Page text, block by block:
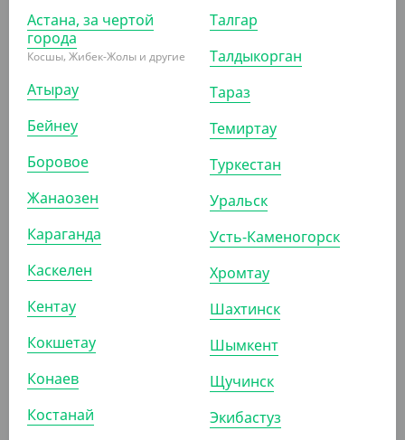
(1 663.20
биоразлагаемый, концентрированый, 1 л
ШТ КОР (15)
АРТ. 41033
2 987.30
Гель для стирки "Арко", 4,7 л
Астана, за чертой
города
Косшы, Жибек-Жолы и другие
Атырау
Бейнеу
Боровое
Жанаозен
Караганда
Каскелен
Кентау
Кокшетау
Конаев
Костанай
Талгар
Талдыкорган
Тараз
Темиртау
Туркестан
Уральск
Усть-Каменогорск
Хромтау
Шахтинск
Шымкент
Щучинск
Экибастуз